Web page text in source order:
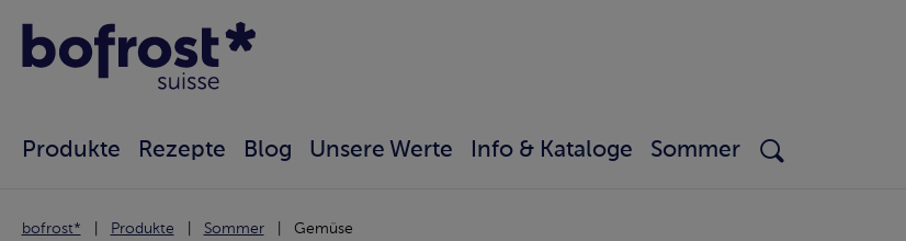
Produkte Rezepte Blog Unsere Werte Info & Kataloge Sommer
bofrost* Produkte Sommer Gemüse